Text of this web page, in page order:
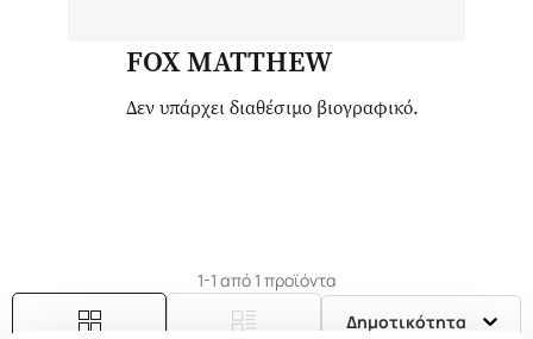
FOX MATTHEW
Δεν υπάρχει διαθέσιμο βιογραφικό.
1-1 από 1 προϊόντα
Δημοτικότητα